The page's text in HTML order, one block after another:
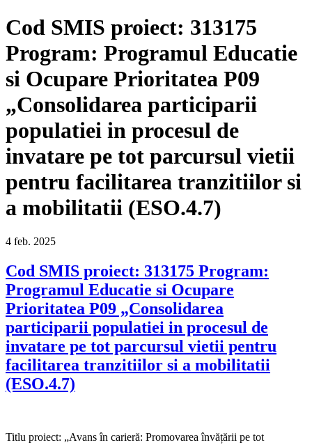
Cod SMIS proiect: 313175
Program: Programul Educatie
si Ocupare Prioritatea P09
„Consolidarea participarii
populatiei in procesul de
invatare pe tot parcursul vietii
pentru facilitarea tranzitiilor si
a mobilitatii (ESO.4.7)
4 feb. 2025
Cod SMIS proiect: 313175 Program:
Programul Educatie si Ocupare
Prioritatea P09 „Consolidarea
participarii populatiei in procesul de
invatare pe tot parcursul vietii pentru
facilitarea tranzitiilor si a mobilitatii
(ESO.4.7)
Titlu proiect: „Avans în carieră: Promovarea învățării pe tot